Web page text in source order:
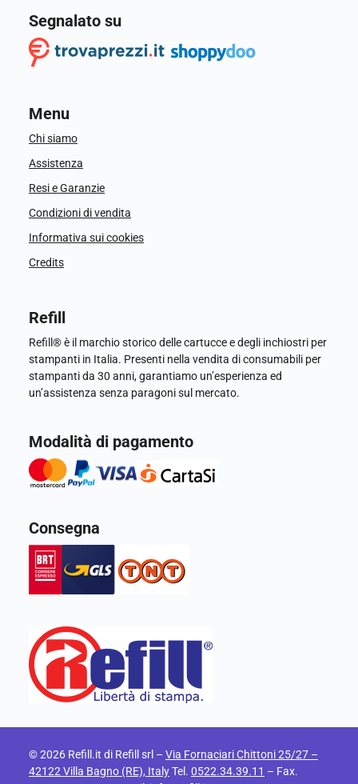
Segnalato su
Menu
Chi siamo
Assistenza
Resi e Garanzie
Condizioni di vendita
Informativa sui cookies
Credits
Refill
Refill® è il marchio storico delle cartucce e degli inchiostri per
stampanti in Italia. Presenti nella vendita di consumabili per
stampanti da 30 anni, garantiamo un’esperienza ed
un’assistenza senza paragoni sul mercato.
Modalità di pagamento
Consegna
© 2026 Refill.it di Refill srl – Via Fornaciari Chittoni 25/27 –
42122 Villa Bagno (RE), ItalyTel. 0522.34.39.11 – Fax.